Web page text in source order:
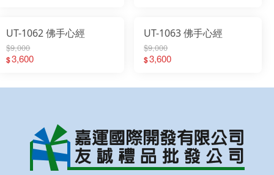
UT-1062 佛手心經
$9,000
$3,600
UT-1063 佛手心經
$9,000
$3,600